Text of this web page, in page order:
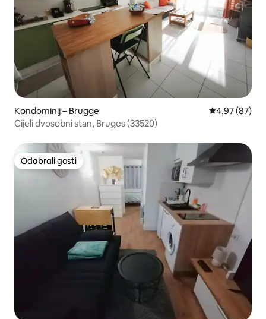
Kondominij – Brugge Prosječna
4,97 (87)
Cijeli dvosobni stan, Bruges (33520)
Odabrali gosti
Odabrali gosti